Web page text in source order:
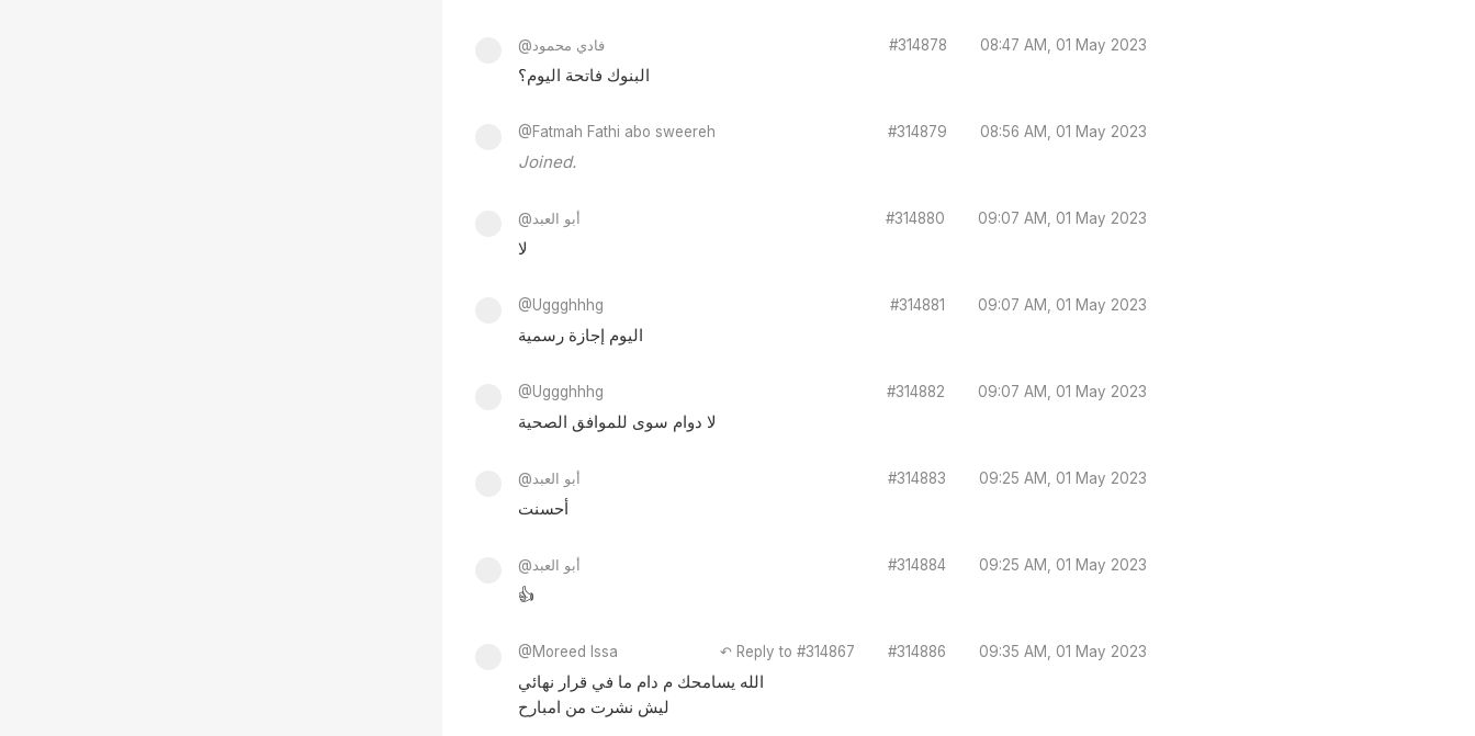
@فادي محمود #314878 08:47 AM, 01 May 2023
البنوك فاتحة اليوم؟
@Fatmah Fathi abo sweereh #314879 08:56 AM, 01 May 2023
Joined.
@أبو العبد #314880 09:07 AM, 01 May 2023
لا
@Uggghhhg #314881 09:07 AM, 01 May 2023
اليوم إجازة رسمية
@Uggghhhg #314882 09:07 AM, 01 May 2023
لا دوام سوى للموافق الصحية
@أبو العبد #314883 09:25 AM, 01 May 2023
أحسنت
@أبو العبد #314884 09:25 AM, 01 May 2023
👍
@Moreed Issa ↶ Reply to #314867 #314886 09:35 AM, 01 May 2023
الله يسامحك م دام ما في قرار نهائي
ليش نشرت من امبارح